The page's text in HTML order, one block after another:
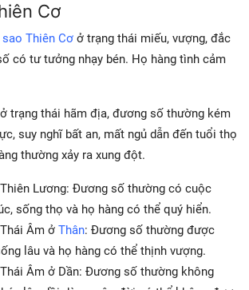
Cơ
Thiên Cơ ở trạng thái miếu, vượng, đắc
có tư tưởng nhạy bén. Họ hàng tình cảm
trạng thái hãm địa, đương số thường kém
suy nghĩ bất an, mất ngủ dẫn đến tuổi thọ
thường xảy ra xung đột.
Lương: Đương số thường có cuộc
sống thọ và họ hàng có thể quý hiển.
Âm ở Thân: Đương số thường được
lâu và họ hàng có thể thịnh vượng.
Âm ở Dần: Đương số thường không